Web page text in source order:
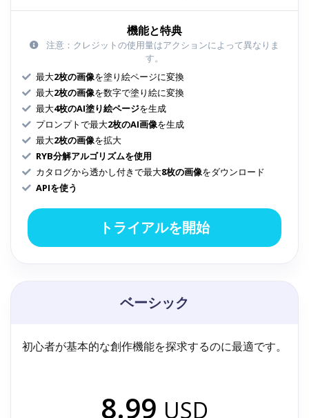
機能と特典
注意：クレジットの使用量はアクションによって異なりま
す。
最大2枚の画像を塗り絵ページに変換
最大2枚の画像を数字で塗り絵に変換
最大4枚のAI塗り絵ページを生成
プロンプトで最大2枚のAI画像を生成
最大2枚の画像を拡大
RYB分解アルゴリズムを使用
カタログから透かし付きで最大8枚の画像をダウンロード
APIを使う
トライアルを開始
ベーシック
初心者が基本的な創作機能を探求するのに最適です。
8.99 USD